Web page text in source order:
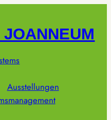
Ausstellungen